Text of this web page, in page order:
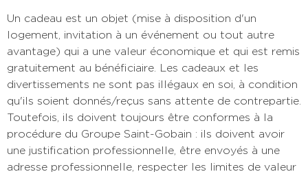
Un cadeau est un objet (mise à disposition d'un
logement, invitation à un événement ou tout autre
avantage) qui a une valeur économique et qui est remis
gratuitement au bénéficiaire. Les cadeaux et les
divertissements ne sont pas illégaux en soi, à condition
qu'ils soient donnés/reçus sans attente de contrepartie.
Toutefois, ils doivent toujours être conformes à la
procédure du Groupe Saint-Gobain : ils doivent avoir
une justification professionnelle, être envoyés à une
adresse professionnelle, respecter les limites de valeur